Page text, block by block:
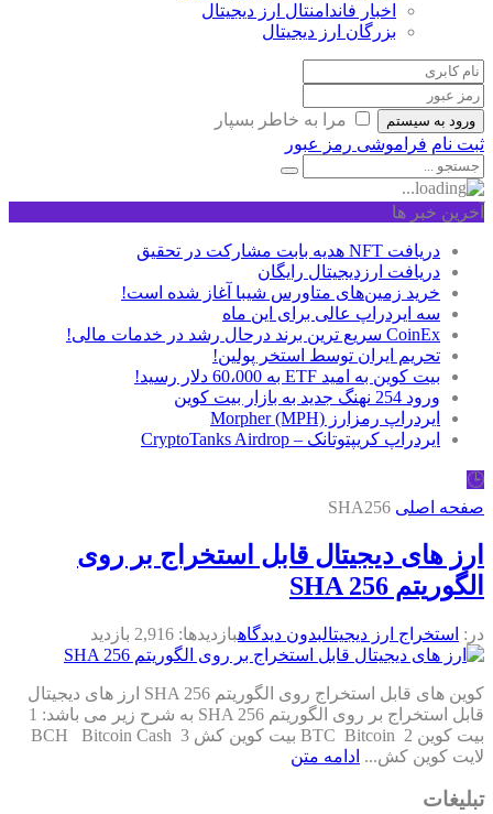
اخبار فاندامنتال ارز دیجیتال
بزرگان ارز دیجیتال
ورود به سیستم
مرا به خاطر بسپار
ثبت نام فراموشی رمز عبور
آخرین خبر ها
دریافت NFT هدیه بابت مشارکت در تحقیق
دریافت ارزدیجیتال رایگان
خرید زمین‌های متاورس شیبا آغاز شده است!
سه ایردراپ عالی برای این ماه
CoinEx سریع ترین برند درحال رشد در خدمات مالی!
تحریم ایران توسط استخر پولین!
بیت کوین به امید ETF به 60،000 دلار رسید!
ورود 254 نهنگ جدید به بازار بیت کوین
ایردراپ رمزارز Morpher (MPH)
ایردراپ کریپتوتانک – CryptoTanks Airdrop
🕒
صفحه اصلی SHA256
ارز های دیجیتال قابل استخراج بر روی
الگوریتم SHA 256
در: استخراج ارز دیجیتالبدون دیدگاهبازدیدها: 2,916 بازدید
کوین های قابل استخراج روی الگوریتم SHA 256 ارز های دیجیتال
قابل استخراج بر روی الگوریتم SHA 256 به شرح زیر می باشد: 1
بیت کوین BTC Bitcoin 2 بیت کوین کش BCH Bitcoin Cash 3
لایت کوین کش... ادامه متن
تبلیغات